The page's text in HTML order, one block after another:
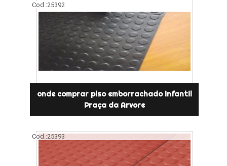
Cod.:25392
onde comprar piso emborrachado infantil
Praça da Arvore
Cod.:25393